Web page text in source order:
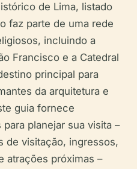
de Lima, listado
faz parte de uma rede
incluindo a
Francisco e a Catedral
principal para
da arquitetura e
guia fornece
planejar sua visita –
de visitação, ingressos,
atrações próximas –